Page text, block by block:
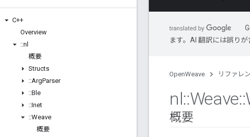
C++
Overview
::nl
概要
Structs
::ArgParser
::Ble
::Inet
::Weave
概要
ます。AI 翻訳には誤りが
OpenWeave リファレ
nl::Weave::
概要